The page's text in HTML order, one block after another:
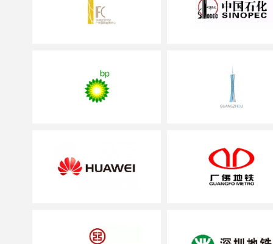
率先引进并运用
率先参与编制广东
率先创新成功运用